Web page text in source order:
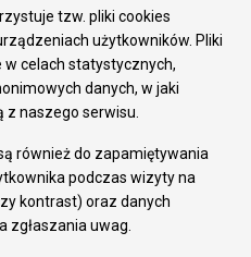
tzw. pliki cookies
użytkowników. Pliki
w celach statystycznych,
danych, w jaki
naszego serwisu.
również do zapamiętywania
podczas wizyty na
kontrast) oraz danych
uwag.